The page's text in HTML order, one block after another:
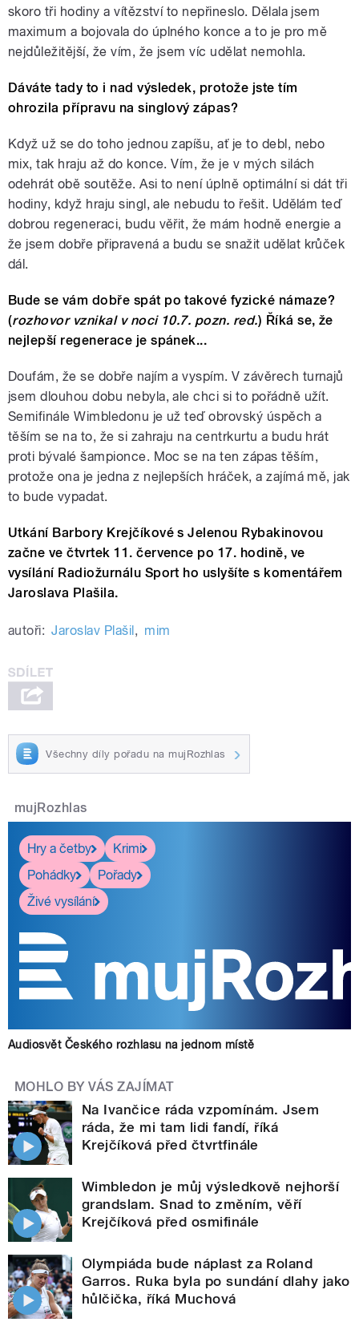
skoro tři hodiny a vítězství to nepřineslo. Dělala jsem
maximum a bojovala do úplného konce a to je pro mě
nejdůležitější, že vím, že jsem víc udělat nemohla.
Dáváte tady to i nad výsledek, protože jste tím
ohrozila přípravu na singlový zápas?
Když už se do toho jednou zapíšu, ať je to debl, nebo
mix, tak hraju až do konce. Vím, že je v mých silách
odehrát obě soutěže. Asi to není úplně optimální si dát tři
hodiny, když hraju singl, ale nebudu to řešit. Udělám teď
dobrou regeneraci, budu věřit, že mám hodně energie a
že jsem dobře připravená a budu se snažit udělat krůček
dál.
Bude se vám dobře spát po takové fyzické námaze?
(rozhovor vznikal v noci 10.7. pozn. red.) Říká se, že
nejlepší regenerace je spánek...
Doufám, že se dobře najím a vyspím. V závěrech turnajů
jsem dlouhou dobu nebyla, ale chci si to pořádně užít.
Semifinále Wimbledonu je už teď obrovský úspěch a
těším se na to, že si zahraju na centrkurtu a budu hrát
proti bývalé šampionce. Moc se na ten zápas těším,
protože ona je jedna z nejlepších hráček, a zajímá mě, jak
to bude vypadat.
Utkání Barbory Krejčíkové s Jelenou Rybakinovou
začne ve čtvrtek 11. července po 17. hodině, ve
vysílání Radiožurnálu Sport ho uslyšíte s komentářem
Jaroslava Plašila.
autoři: Jaroslav Plašil, mim
Všechny díly pořadu na mujRozhlas
mujRozhlas
Hry a četby
Krimi
Pohádky
Pořady
Živé vysílání
Audiosvět Českého rozhlasu na jednom místě
MOHLO BY VÁS ZAJÍMAT
Na Ivančice ráda vzpomínám. Jsem
ráda, že mi tam lidi fandí, říká
Krejčíková před čtvrtfinále
Wimbledon je můj výsledkově nejhorší
grandslam. Snad to změním, věří
Krejčíková před osmifinále
Olympiáda bude náplast za Roland
Garros. Ruka byla po sundání dlahy jako
hůlčička, říká Muchová